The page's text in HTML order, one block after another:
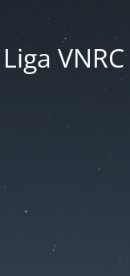
Liga VNRC